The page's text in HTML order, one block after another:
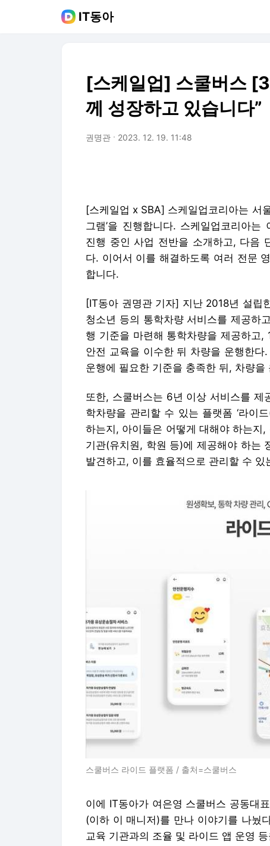
IT동아
[스케일업] 스쿨버스
께 성장하고 있습니다”
권명관 2023. 12. 19. 11:48
[스케일업 x SBA] 스케일업코리아는 서
그램’을 진행합니다. 스케일업코리아
진행 중인 사업 전반을 소개하고, 다음
다. 이어서 이를 해결하도록 여러 전문
합니다.
[IT동아 권명관 기자] 지난 2018년 설립
청소년 등의 통학차량 서비스를 제공하
행 기준을 마련해 통학차량을 제공하고,
안전 교육을 이수한 뒤 차량을 운행한
운행에 필요한 기준을 충족한 뒤, 차량
또한, 스쿨버스는 6년 이상 서비스를
학차량을 관리할 수 있는 플랫폼 ‘라이
하는지, 아이들은 어떻게 대해야 하는지
기관(유치원, 학원 등)에 제공해야 하는
발견하고, 이를 효율적으로 관리할 수 있
스쿨버스 라이드 플랫폼 / 출처=스쿨버스
이에 IT동아가 여은영 스쿨버스 공동대
(이하 이 매니저)를 만나 이야기를 나눴
교육 기관과의 조율 및 라이드 앱 운영